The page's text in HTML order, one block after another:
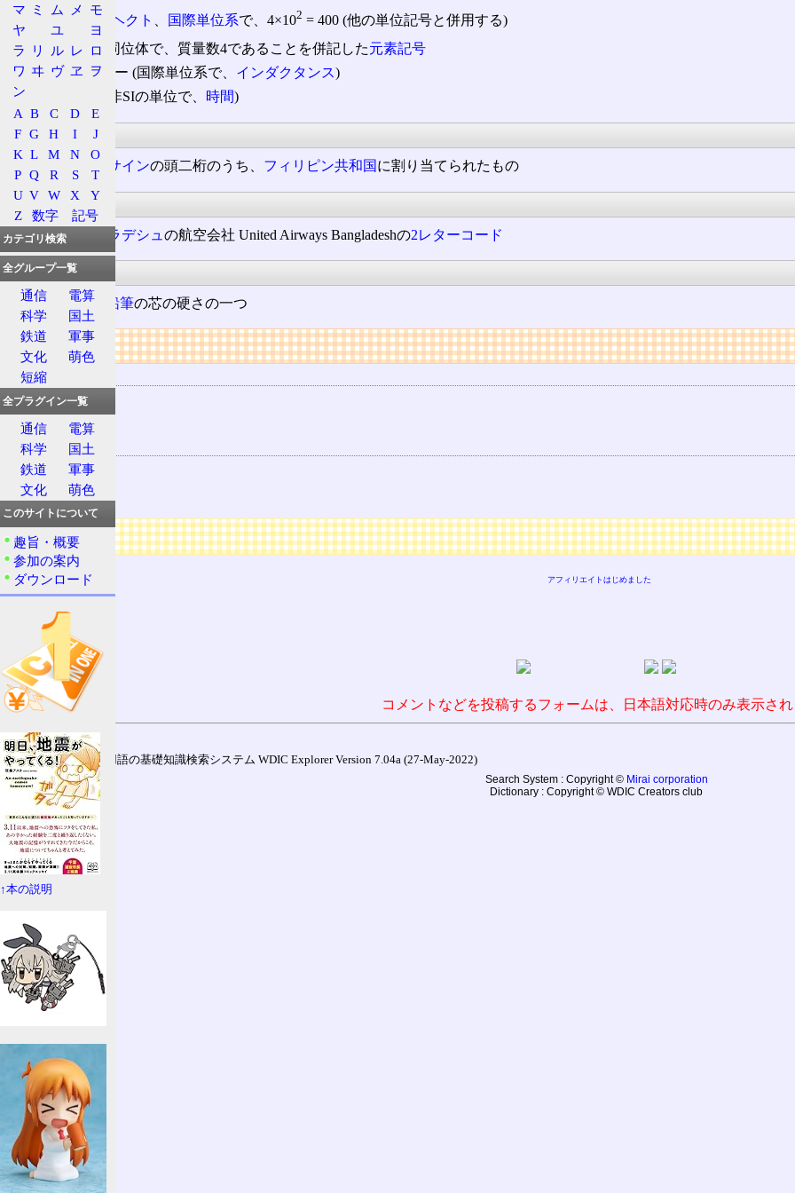
4h (hecto) ‐ 4 ヘクト 国際単位系で、4×102 = 400 (他の単位記号と併用する)
4 H ‐ 水素の同位体で、質量数4であることを併記した元素記号
4H ‐ 4ヘンリー (国際単位系で、 インダクタンス)
(非SIの単位で、 時間)
通信
コールサインの頭二桁のうち、 フィリピン共和国 に割り当てられたもの
運輸・交通
4H ‐バングラデシュ の航空会社 United Airways Bangladeshの2レターコード
その他
4H (Hard) ‐ 鉛筆の芯の硬さの一つ
リンク
用語の所属
略語
頭字語
関連する用語
4G
4I
広告
アフィリエイトはじめました
コメントなどを投稿するフォームは、日本語対応時のみ表示さ
通信用語の基礎知識検索システム WDIC Explorer Version 7.04a (27-May-2022)
Search System : Copyright © Mirai corporation
Dictionary : Copyright © WDIC Creators club
マ ミ ム メ
モ
ヤ
ユ
ヨ
ラ
リ ル レ ロ
ワ ヰ ヴ ヱ
ヲ
ン
A B C D
E
F G H I
J
K L M N
O
P Q R S
T
U V W X
Y
Z
数字 記号
カテゴリ検索
全グループ一覧
通信
電算
科学
国土
鉄道
軍事
文化
萌色
短縮
全プラグイン一覧
通信
電算
科学
国土
鉄道
軍事
文化
萌色
このサイトについて
趣旨・概要
参加の案内
ダウンロード
↑本の説明